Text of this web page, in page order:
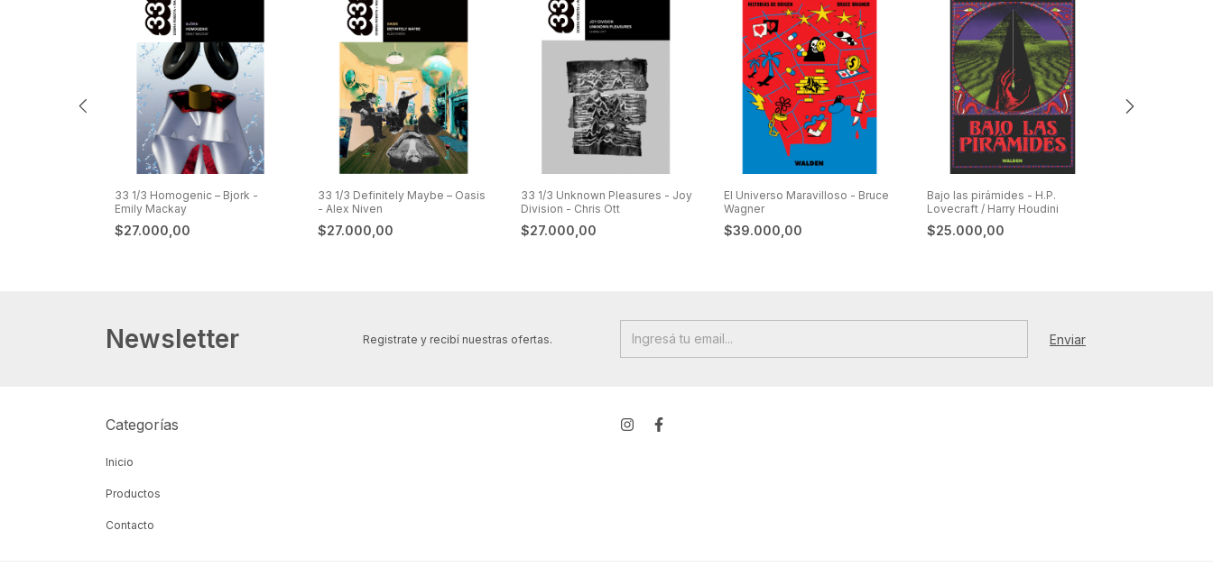
33 1/3 Homogenic – Bjork -
Emily Mackay
$27.000,00
33 1/3 Definitely Maybe – Oasis
- Alex Niven
$27.000,00
33 1/3 Unknown Pleasures - Joy
Division - Chris Ott
$27.000,00
El Universo Maravilloso - Bruce
Wagner
$39.000,00
Bajo las pirámides - H.P.
Lovecraft / Harry Houdini
$25.000,00
Newsletter Registrate y recibí nuestras ofertas.
Categorías
Inicio
Productos
Contacto